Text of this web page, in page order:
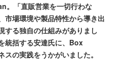
。「直販営業を一切行わな
市場環境や製品特性から導き出
する独自の仕組みがありまし
統括する安達氏に、Box
の実践をうかがいました。